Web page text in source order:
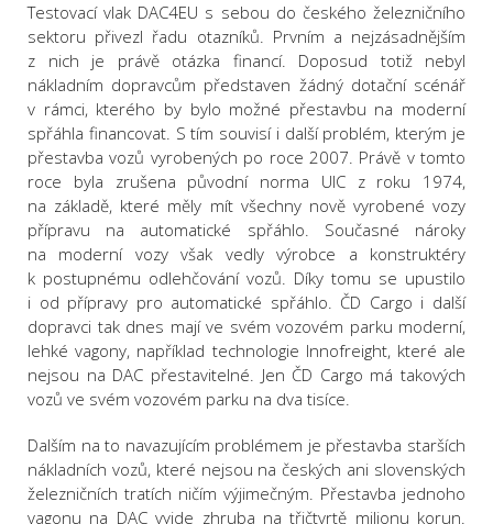
Testovací vlak DAC4EU s sebou do českého železničního
sektoru přivezl řadu otazníků. Prvním a nejzásadnějším
z nich je právě otázka financí. Doposud totiž nebyl
nákladním dopravcům představen žádný dotační scénář
v rámci, kterého by bylo možné přestavbu na moderní
spřáhla financovat. S tím souvisí i další problém, kterým je
přestavba vozů vyrobených po roce 2007. Právě v tomto
roce byla zrušena původní norma UIC z roku 1974,
na základě, které měly mít všechny nově vyrobené vozy
přípravu na automatické spřáhlo. Současné nároky
na moderní vozy však vedly výrobce a konstruktéry
k postupnému odlehčování vozů. Díky tomu se upustilo
i od přípravy pro automatické spřáhlo. ČD Cargo i další
dopravci tak dnes mají ve svém vozovém parku moderní,
lehké vagony, například technologie Innofreight, které ale
nejsou na DAC přestavitelné. Jen ČD Cargo má takových
vozů ve svém vozovém parku na dva tisíce.
Dalším na to navazujícím problémem je přestavba starších
nákladních vozů, které nejsou na českých ani slovenských
železničních tratích ničím výjimečným. Přestavba jednoho
vagonu na DAC vyjde zhruba na třičtvrtě milionu korun.